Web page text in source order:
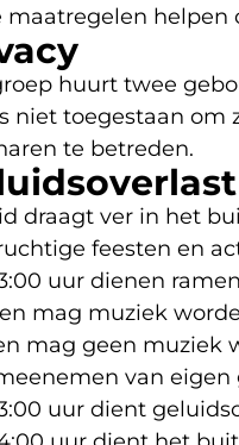
maatregelen
huurt twee
niet toegestaan om
te betreden.
draagt ver in het
feesten en
uur dienen
mag muziek
mag geen muziek
van
uur dient